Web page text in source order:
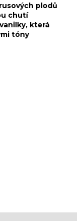
plodů
chutí
která
tóny